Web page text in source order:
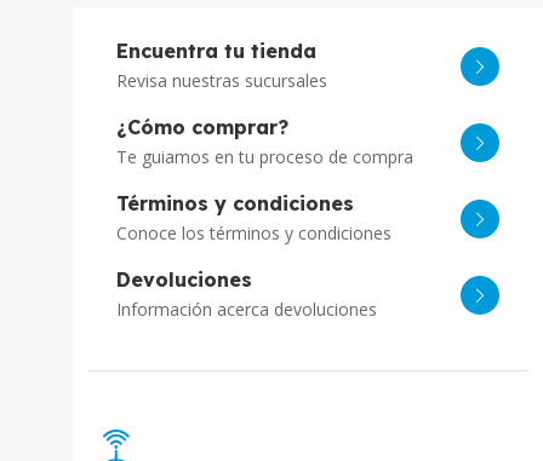
Encuentra tu tienda
Revisa nuestras sucursales
¿Cómo comprar?
Te guiamos en tu proceso de compra
Términos y condiciones
Conoce los términos y condiciones
Devoluciones
Información acerca devoluciones